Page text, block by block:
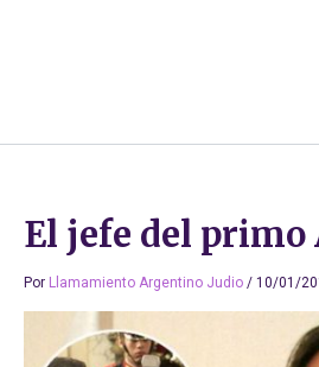
El jefe del primo
Por Llamamiento Argentino Judio / 10/01/